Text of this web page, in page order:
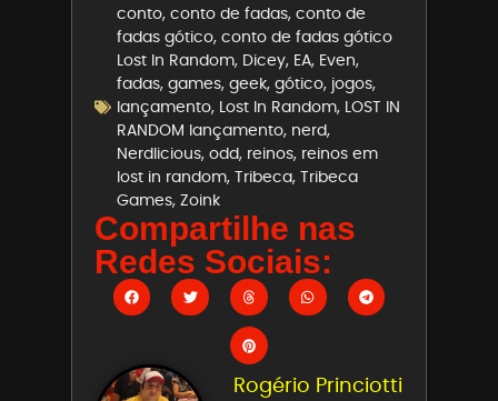
conto, conto de fadas, conto de
fadas gótico, conto de fadas gótico
Lost In Random, Dicey, EA, Even,
fadas, games, geek, gótico, jogos,
lançamento, Lost In Random, LOST IN
RANDOM lançamento, nerd,
Nerdlicious, odd, reinos, reinos em
lost in random, Tribeca, Tribeca
Games, Zoink
Compartilhe nas
Redes Sociais:
Rogério Princiotti